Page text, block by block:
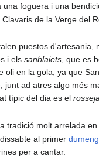
una foguera i una
Clavaris de la Verge del
puestos
i elssanblaiets , que es
en la gola, ya que
junt ad atres algo més
típic del dia es el
tradició molt arrelada en
al primer
per a cantar.